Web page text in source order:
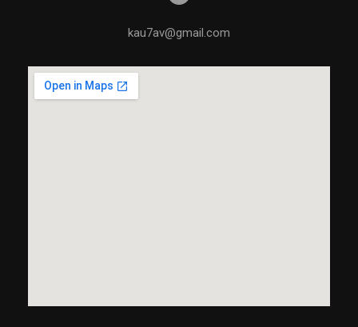
kau7av@gmail.com